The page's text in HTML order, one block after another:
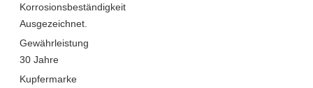
Korrosionsbeständigkeit
Ausgezeichnet.
Gewährleistung
30 Jahre
Kupfermarke